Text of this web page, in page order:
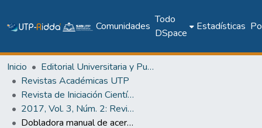
Comunidades
Todo
DSpace
Estadísticas
Inicio
Editorial Universitaria y Publicaciones Seriadas
Revistas Académicas UTP
Revista de Iniciación Científica
2017, Vol. 3, Núm. 2: Revista de Iniciación Científica
Dobladora manual de aceros inoxidables para tubo y varillas de construcción utilizados en Panamá